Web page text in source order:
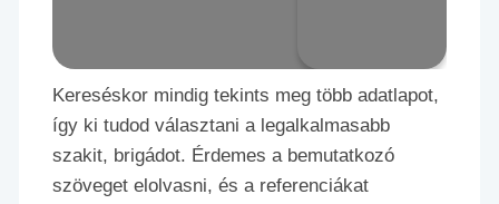
Kereséskor mindig tekints meg több adatlapot,
így ki tudod választani a legalkalmasabb
szakit, brigádot. Érdemes a bemutatkozó
szöveget elolvasni, és a referenciákat